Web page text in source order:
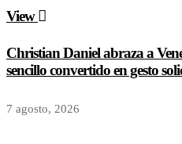
View
Christian Daniel abraza a
sencillo convertido en gesto
7 agosto, 2026